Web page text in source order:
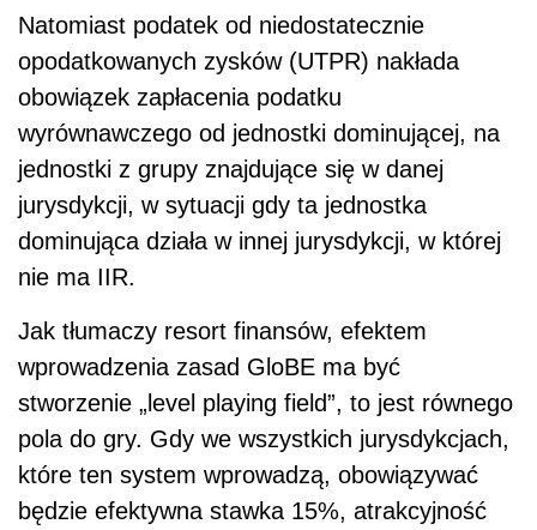
Natomiast podatek od niedostatecznie
opodatkowanych zysków (UTPR) nakłada
obowiązek zapłacenia podatku
wyrównawczego od jednostki dominującej, na
jednostki z grupy znajdujące się w danej
jurysdykcji, w sytuacji gdy ta jednostka
dominująca działa w innej jurysdykcji, w której
nie ma IIR.
Jak tłumaczy resort finansów, efektem
wprowadzenia zasad GloBE ma być
stworzenie „level playing field”, to jest równego
pola do gry. Gdy we wszystkich jurysdykcjach,
które ten system wprowadzą, obowiązywać
będzie efektywna stawka 15%, atrakcyjność